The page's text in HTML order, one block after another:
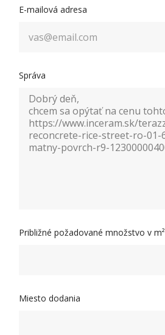
E-mailová adresa
Správa
Približné požadované množstvo v m²
Miesto dodania